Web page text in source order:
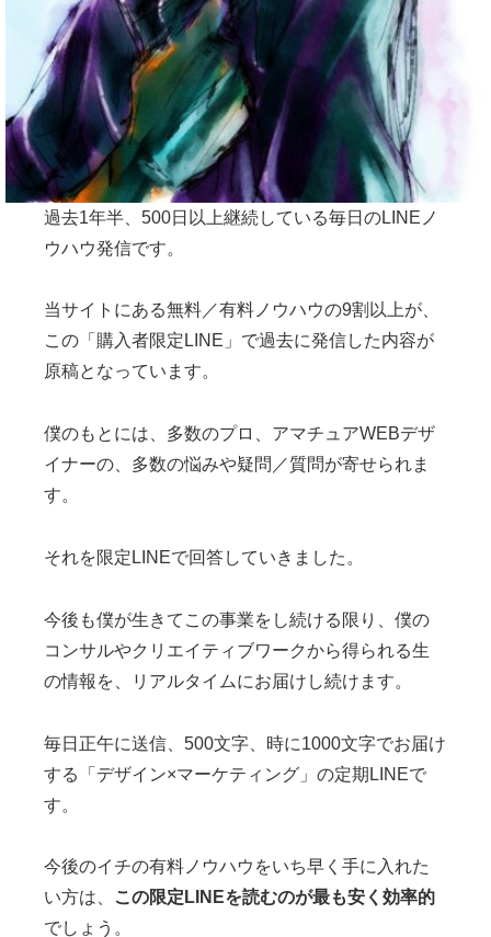
過去1年半、500日以上継続している毎日のLINEノ
ウハウ発信です。
当サイトにある無料／有料ノウハウの9割以上が、
この「購入者限定LINE」で過去に発信した内容が
原稿となっています。
僕のもとには、多数のプロ、アマチュアWEBデザ
イナーの、多数の悩みや疑問／質問が寄せられま
す。
それを限定LINEで回答していきました。
今後も僕が生きてこの事業をし続ける限り、僕の
コンサルやクリエイティブワークから得られる生
の情報を、リアルタイムにお届けし続けます。
毎日正午に送信、500文字、時に1000文字でお届け
する「デザイン×マーケティング」の定期LINEで
す。
今後のイチの有料ノウハウをいち早く手に入れた
い方は、
この限定LINEを読むのが最も安く効率的
でしょう。